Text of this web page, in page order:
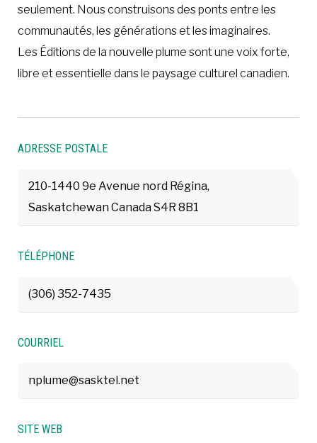
seulement. Nous construisons des ponts entre les
communautés, les générations et les imaginaires.
Les Éditions de la nouvelle plume sont une voix forte,
libre et essentielle dans le paysage culturel canadien.
ADRESSE POSTALE
210-1440 9e Avenue nord Régina,
Saskatchewan Canada S4R 8B1
TÉLÉPHONE
(306) 352-7435
COURRIEL
nplume@sasktel.net
SITE WEB